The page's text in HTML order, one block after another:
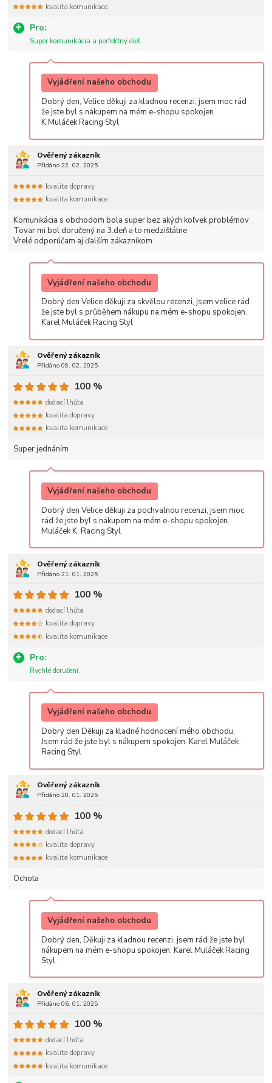
Pro:
Super komunikácia a perfektný diel.
kvalita komunikace
Vyjádření našeho obchodu
Dobrý den, Velice děkuji za kladnou recenzi, jsem moc rád
že jste byl s nákupem na mém e-shopu spokojen.
K.Muláček Racing Styl
Ověřený zákazník
Přidáno 22. 02. 2025
Komunikácia s obchodom bola super bez akých koľvek problémov
Tovar mi bol doručený na 3.deň a to medzištátne
Vrelé odporúčam aj ďalším zákazníkom
kvalita dopravy
kvalita komunikace
Vyjádření našeho obchodu
Dobrý den Velice děkuji za skvělou recenzi, jsem velice rád
že jste byl s průběhem nákupu na mém e-shopu spokojen.
Karel Muláček Racing Styl
Ověřený zákazník
Přidáno 09. 02. 2025
Super jednáním
100 %
dodací lhůta
kvalita dopravy
kvalita komunikace
Vyjádření našeho obchodu
Dobrý den Velice děkuji za pochvalnou recenzi, jsem moc
rád že jste byl s nákupem na mém e-shopu spokojen.
Muláček K. Racing Styl
Ověřený zákazník
Přidáno 21. 01. 2025
Pro:
Rychlé doručení.
100 %
dodací lhůta
kvalita dopravy
kvalita komunikace
Vyjádření našeho obchodu
Dobrý den Děkuji za kladné hodnocení mého obchodu.
Jsem rád že jste byl s nákupem spokojen. Karel Muláček
Racing Styl
Ověřený zákazník
Přidáno 20. 01. 2025
Ochota
100 %
dodací lhůta
kvalita dopravy
kvalita komunikace
Vyjádření našeho obchodu
Dobrý den, Děkuji za kladnou recenzi, jsem rád že jste byl
nákupem na mém e-shopu spokojen. Karel Muláček Racing
Styl
Ověřený zákazník
Přidáno 06. 01. 2025
100 %
dodací lhůta
kvalita dopravy
kvalita komunikace